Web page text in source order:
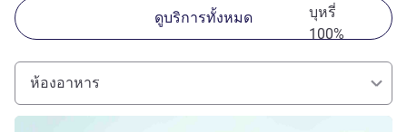
บุหรี่
100%
ดูบริการทั้งหมด
ห้องอาหาร
ดูรายละเอียด